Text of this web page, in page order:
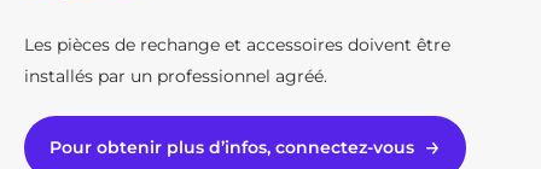
Les pièces de rechange et accessoires doivent être
installés par un professionnel agréé.
Pour obtenir plus d’infos, connectez-vous